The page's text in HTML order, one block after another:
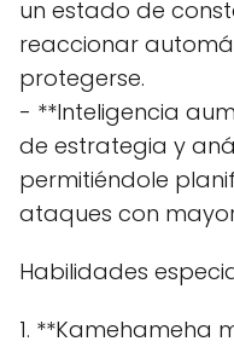
un estado de
reaccionar
protegerse.
- **Inteligencia
de estrategia y
permitiéndole
ataques con
Habilidades
1. **Kamehameha